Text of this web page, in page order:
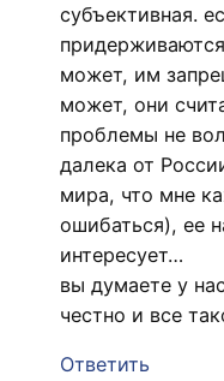
субъективная.
может, им
может, они
проблемы не
далека от
мира, что мне
ошибаться), ее
интересует…
вы думаете у
честно и все
Ответить